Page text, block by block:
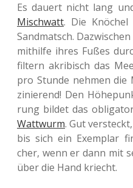
Es dauert nicht lang
Misch­watt. Die
Sand­matsch.
mit­hil­fe ihres Fußes
fil­tern akri­bisch das
pro Stunde nehmen die
zi­nie­rend! Den
rung bildet das
Watt­wurm. Gut
bis sich ein Exem­plar
cher, wenn er dann mit
über die Hand kriecht.